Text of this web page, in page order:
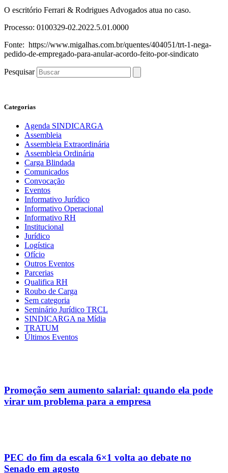
O escritório Ferrari & Rodrigues Advogados atua no caso.
Processo: 0100329-02.2022.5.01.0000
Fonte: https://www.migalhas.com.br/quentes/404051/trt-1-nega-
pedido-de-empregado-para-anular-acordo-feito-por-sindicato
Pesquisar
Categorias
Agenda SINDICARGA
Assembleia
Assembleia Extraordinária
Assembleia Ordinária
Carga Blindada
Comunicados
Convocação
Eventos
Informativo Jurídico
Informativo Operacional
Informativo RH
Institucional
Jurídico
Logística
Ofício
Outros Eventos
Parcerias
Qualifica RH
Roubo de Carga
Sem categoria
Seminário Jurídico TRCL
SINDICARGA na Mídia
TRATUM
Últimos Eventos
Promoção sem aumento salarial: quando ela pode
virar um problema para a empresa
PEC do fim da escala 6×1 volta ao debate no
Senado em agosto